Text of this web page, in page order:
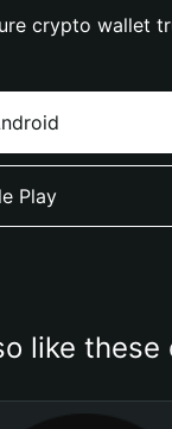
crypto wallet
Play
like these